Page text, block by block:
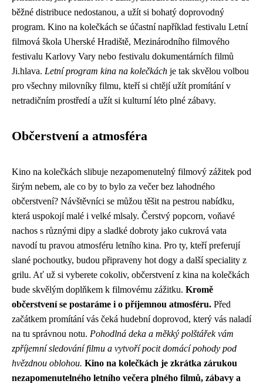
běžné distribuce nedostanou, a užít si bohatý doprovodný
program. Kino na kolečkách se účastní například festivalu Letní
filmová škola Uherské Hradiště, Mezinárodního filmového
festivalu Karlovy Vary nebo festivalu dokumentárních filmů
Ji.hlava. Letní program kina na kolečkách je tak skvělou volbou
pro všechny milovníky filmu, kteří si chtějí užít promítání v
netradičním prostředí a užít si kulturní léto plné zábavy.
Občerstvení a atmosféra
Kino na kolečkách slibuje nezapomenutelný filmový zážitek pod
širým nebem, ale co by to bylo za večer bez lahodného
občerstvení? Návštěvníci se můžou těšit na pestrou nabídku,
která uspokojí malé i velké mlsaly. Čerstvý popcorn, voňavé
nachos s různými dipy a sladké dobroty jako cukrová vata
navodí tu pravou atmosféru letního kina. Pro ty, kteří preferují
slané pochoutky, budou připraveny hot dogy a další speciality z
grilu. Ať už si vyberete cokoliv, občerstvení z kina na kolečkách
bude skvělým doplňkem k filmovému zážitku. Kromě
občerstvení se postaráme i o příjemnou atmosféru. Před
začátkem promítání vás čeká hudební doprovod, který vás naladí
na tu správnou notu. Pohodlná deka a měkký polštářek vám
zpříjemní sledování filmu a vytvoří pocit domácí pohody pod
hvězdnou oblohou. Kino na kolečkách je zkrátka zárukou
nezapomenutelného letního večera plného filmů, zábavy a